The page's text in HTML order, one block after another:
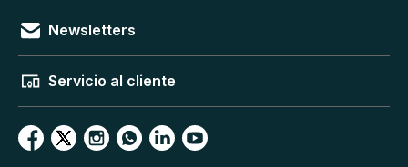
Newsletters
Servicio al cliente